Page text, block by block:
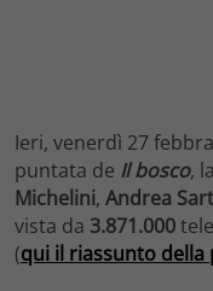
Ieri, venerdì 27
puntata de Il bosco,
Michelini, Andrea
vista da 3.871.000
(qui il riassunto della